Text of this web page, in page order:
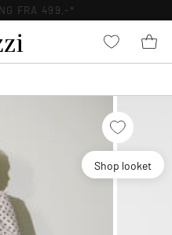
FRA 499,-*
Shop looket